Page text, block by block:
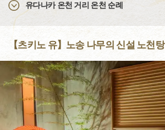
유다나카 온천 거리 온천 순례
【츠키노 유】노송 나무의 신설 노천탕